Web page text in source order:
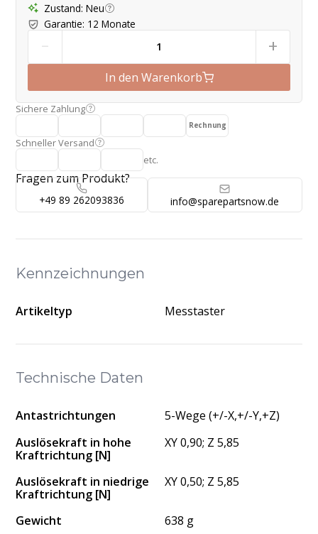
Technische Daten
Antastrichtungen
5-Wege (+/-X,+/-Y,+Z)
Auslösekraft in hohe
Kraftrichtung [N]
XY 0,90; Z 5,85
Auslösekraft in niedrige
Kraftrichtung [N]
XY 0,50; Z 5,85
Gewicht
638 g
Zustand: Neu
Garantie: 12 Monate
- +
In den Warenkorb
Sichere Zahlung
Rechnung
Schneller Versand
etc.
Fragen zum Produkt?
+49 89 262093836 info@sparepartsnow.de
Kennzeichnungen
Artikeltyp Messtaster